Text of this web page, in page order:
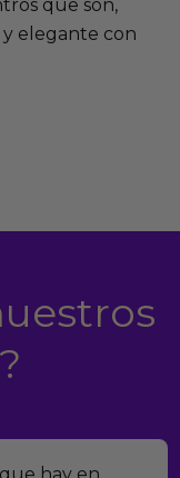
que son,
elegante con